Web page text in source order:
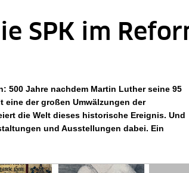
SPK im
500 Jahre nachdem Martin Luther seine 95
der großen Umwälzungen der
die Welt dieses historische Ereignis. Und
und Ausstellungen dabei. Ein